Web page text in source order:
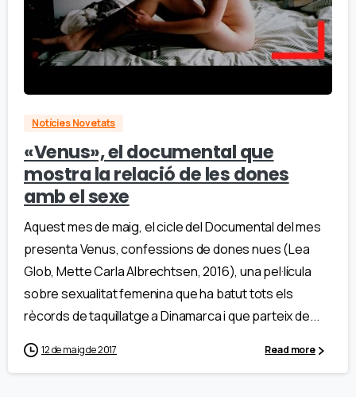
Notícies Novetats
«Venus», el documental que
mostra la relació de les dones
amb el sexe
Aquest mes de maig, el cicle del Documental del mes
presenta Venus, confessions de dones nues (Lea
Glob, Mette Carla Albrechtsen, 2016), una pel·lícula
sobre sexualitat femenina que ha batut tots els
rècords de taquillatge a Dinamarca i que parteix de...
12 de maig de 2017 Read more